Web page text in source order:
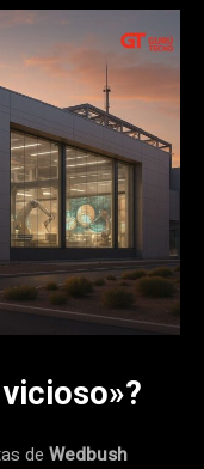
de Wedbush